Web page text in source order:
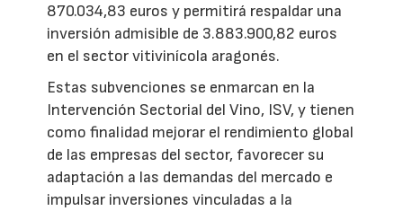
870.034,83 euros y permitirá respaldar una
inversión admisible de 3.883.900,82 euros
en el sector vitivinícola aragonés.
Estas subvenciones se enmarcan en la
Intervención Sectorial del Vino, ISV, y tienen
como finalidad mejorar el rendimiento global
de las empresas del sector, favorecer su
adaptación a las demandas del mercado e
impulsar inversiones vinculadas a la